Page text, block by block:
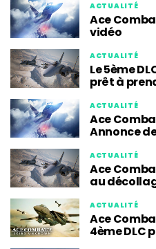
ACTUALITÉ
Ace
vidéo
ACTUALITÉ
Le 5ème
prêt à
ACTUALITÉ
Ace
Annonce
ACTUALITÉ
Ace
au
ACTUALITÉ
Ace
4ème DLC